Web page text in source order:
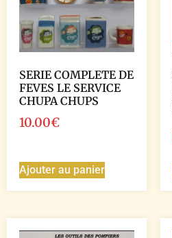
SERIE COMPLETE DE
FEVES LE SERVICE
CHUPA CHUPS
10.00€
Ajouter au panier